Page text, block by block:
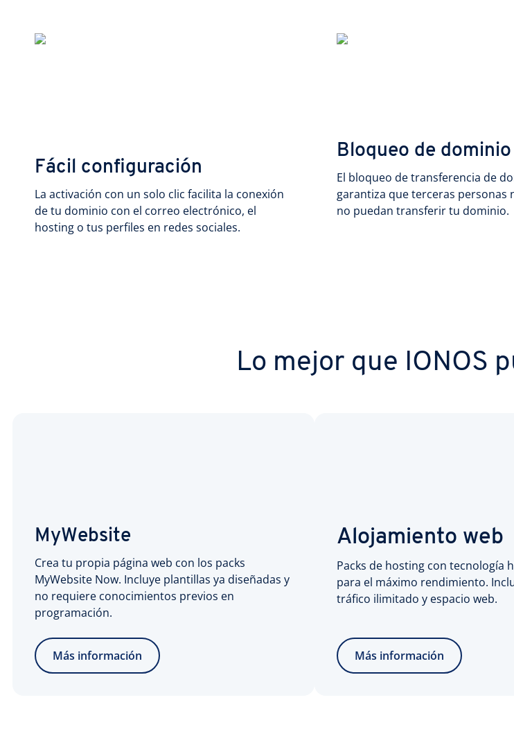
Fácil configuración
La activación con un solo clic facilita la conexión
de tu dominio con el correo electrónico, el
hosting o tus perfiles en redes sociales.
Bloqueo de dominio
El bloqueo de transferencia de
garantiza que terceras personas
no puedan transferir tu dominio.
Lo mejor que IONOS
MyWebsite
Crea tu propia página web con los packs
MyWebsite Now. Incluye plantillas ya diseñadas y
no requiere conocimientos previos en
programación.
Más información
Alojamiento web
Packs de hosting con tecnología
para el máximo rendimiento.
tráfico ilimitado y espacio web.
Más información